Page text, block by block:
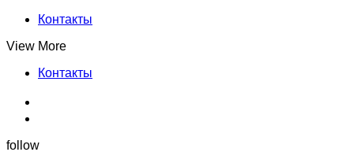
Контакты
View More
Контакты
follow